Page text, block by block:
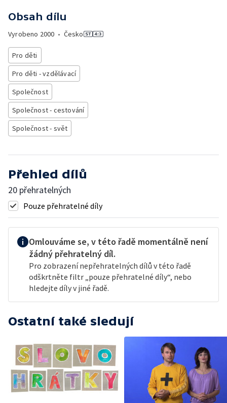
Obsah dílu
Vyrobeno 2000 • Česko
Pro děti
Pro děti - vzdělávací
Společnost
Společnost - cestování
Společnost - svět
Přehled dílů
20 přehratelných
Pouze přehratelné díly
Omlouváme se, v této řadě momentálně není
žádný přehratelný díl.
Pro zobrazení nepřehratelných dílů v této řadě
odškrtněte filtr „pouze přehratelné díly“, nebo
hledejte díly v jiné řadě.
Ostatní také sledují